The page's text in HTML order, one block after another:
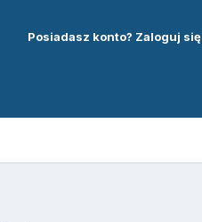
Posiadasz konto? Zaloguj się